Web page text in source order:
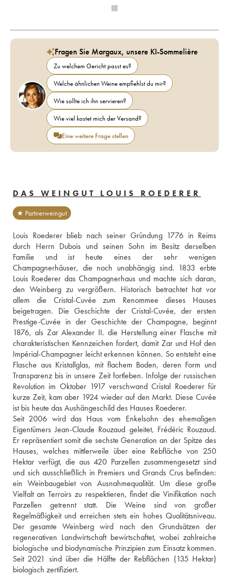
Fragen Sie Margaux, unsere KI-Sommelière
Zu welchem Gericht passt es?
Welche ähnlichen Weine empfiehlst du mir?
Wie sollte ich ihn servieren?
Wie viel kostet mich der Versand?
Eine weitere Frage stellen
DAS WEINGUT LOUIS ROEDERER
★ Partnerweingut
Louis Roederer blieb nach seiner Gründung 1776 in Reims
durch Herrn Dubois und seinen Sohn im Besitz derselben
Familie und ist heute eines der sehr wenigen
Champagnerhäuser, die noch unabhängig sind. 1833 erbte
Louis Roederer das Champagnerhaus und machte sich daran,
den Weinberg zu vergrößern. Historisch betrachtet hat vor
allem die Cristal-Cuvée zum Renommee dieses Hauses
beigetragen. Die Geschichte der Cristal-Cuvée, der ersten
Prestige-Cuvée in der Geschichte der Champagne, beginnt
1876, als Zar Alexander II. die Herstellung einer Flasche mit
charakteristischen Kennzeichen fordert, damit Zar und Hof den
Impérial-Champagner leicht erkennen können. So entsteht eine
Flasche aus Kristallglas, mit flachem Boden, deren Form und
Transparenz bis in unsere Zeit fortleben. Infolge der russischen
Revolution im Oktober 1917 verschwand Cristal Roederer für
kurze Zeit, kam aber 1924 wieder auf den Markt. Diese Cuvée
ist bis heute das Aushängeschild des Hauses Roederer.
Seit 2006 wird das Haus vom Enkelsohn des ehemaligen
Eigentümers Jean-Claude Rouzaud geleitet, Frédéric Rouzaud.
Er repräsentiert somit die sechste Generation an der Spitze des
Hauses, welches mittlerweile über eine Rebfläche von 250
Hektar verfügt, die aus 420 Parzellen zusammengesetzt sind
und sich ausschließlich in Premiers und Grands Crus befinden:
ein Weinbaugebiet von Ausnahmequalität. Um diese große
Vielfalt an Terroirs zu respektieren, findet die Vinifikation nach
Parzellen getrennt statt. Die Weine sind von großer
Regelmäßigkeit und erreichen stets ein hohes Qualitätsniveau.
Der gesamte Weinberg wird nach den Grundsätzen der
regenerativen Landwirtschaft bewirtschaftet, wobei zahlreiche
biologische und biodynamische Prinzipien zum Einsatz kommen.
Seit 2021 sind über die Hälfte der Rebflächen (135 Hektar)
biologisch zertifiziert.